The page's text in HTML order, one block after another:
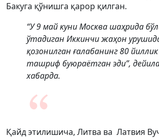
Бакуга қўнишга қарор қилган.
“У 9 май куни Москва шаҳрида
ўтадиган Иккинчи жаҳон
қозонилган ғалабанинг 80
ташриф буюраётган эди”,
хабарда.
Қайд этилишича, Литва ва Латвия